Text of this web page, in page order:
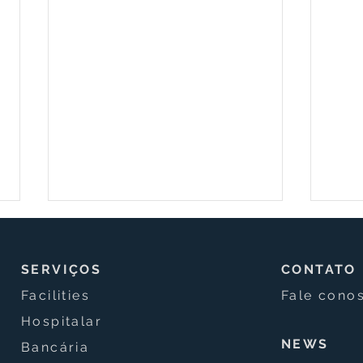
SERVIÇOS
Facilities
Hospitalar
Bancária
CONTATO
Fale
NEWS